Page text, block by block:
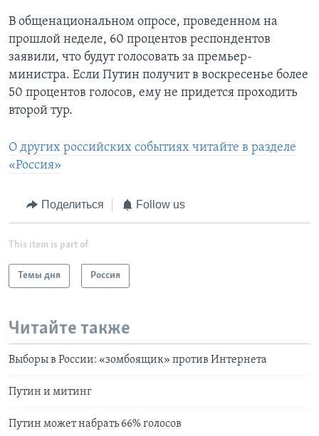
В общенациональном опросе, проведенном на
прошлой неделе, 60 процентов респондентов
заявили, что будут голосовать за премьер-
министра. Если Путин получит в воскресенье более
50 процентов голосов, ему не придется проходить
второй тур.
О других российских событиях читайте в разделе
«Россия»
Поделиться Follow us
This item is part of
Темы дня Россия
Читайте также
Выборы в России: «зомбоящик» против Интернета
Путин и митинг
Путин может набрать 66% голосов